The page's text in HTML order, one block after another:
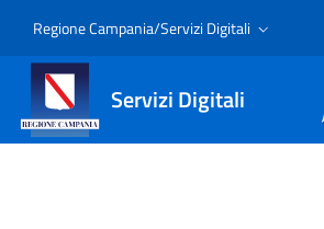
Regione Campania/Servizi Digitali
Servizi Digitali